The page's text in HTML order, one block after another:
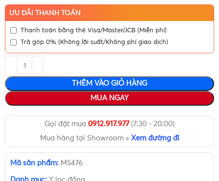
ƯU ĐÃI THANH TOÁN
Thanh toán bằng thẻ Visa/Master/JCB (Miễn phí)
Trả góp 0% (Không lãi suất/Không phí giao dịch)
THÊM VÀO GIỎ HÀNG
MUA NGAY
Gọi đặt mua 0912.917.977(7:30 - 20:00)
Mua hàng tại Showroom » Xem đường đi
Mã sản phẩm: M5476